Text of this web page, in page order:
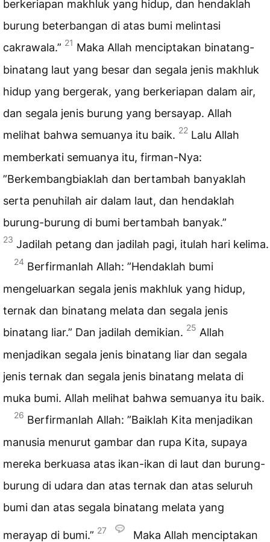
berkeriapan makhluk yang hidup, dan hendaklah
burung beterbangan di atas bumi melintasi
cakrawala.” 21 Maka Allah menciptakan binatang-
binatang laut yang besar dan segala jenis makhluk
hidup yang bergerak, yang berkeriapan dalam air,
dan segala jenis burung yang bersayap. Allah
melihat bahwa semuanya itu baik. 22 Lalu Allah
memberkati semuanya itu, firman-Nya:
”Berkembangbiaklah dan bertambah banyaklah
serta penuhilah air dalam laut, dan hendaklah
burung-burung di bumi bertambah banyak.”
23 Jadilah petang dan jadilah pagi, itulah hari kelima.
24 Berfirmanlah Allah: ”Hendaklah bumi
mengeluarkan segala jenis makhluk yang hidup,
ternak dan binatang melata dan segala jenis
binatang liar.” Dan jadilah demikian. 25 Allah
menjadikan segala jenis binatang liar dan segala
jenis ternak dan segala jenis binatang melata di
muka bumi. Allah melihat bahwa semuanya itu baik.
26 Berfirmanlah Allah: ”Baiklah Kita menjadikan
manusia menurut gambar dan rupa Kita, supaya
mereka berkuasa atas ikan-ikan di laut dan burung-
burung di udara dan atas ternak dan atas seluruh
bumi dan atas segala binatang melata yang
merayap di bumi.” 27
Maka Allah menciptakan